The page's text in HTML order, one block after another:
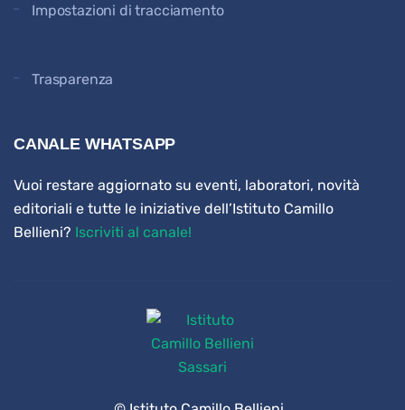
Impostazioni di tracciamento
Trasparenza
CANALE WHATSAPP
Vuoi restare aggiornato su eventi, laboratori, novità
editoriali e tutte le iniziative dell’Istituto Camillo
Bellieni? Iscriviti al canale!